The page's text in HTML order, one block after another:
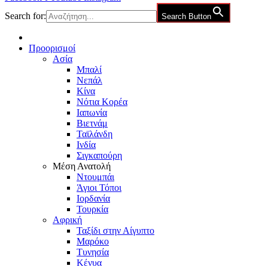
Search for:
Search Button
Προορισμοί
Ασία
Μπαλί
Νεπάλ
Κίνα
Νότια Κορέα
Ιαπωνία
Βιετνάμ
Ταϊλάνδη
Ινδία
Σιγκαπούρη
Μέση Ανατολή
Ντουμπάι
Άγιοι Τόποι
Ιορδανία
Τουρκία
Αφρική
Ταξίδι στην Αίγυπτο
Μαρόκο
Τυνησία
Κένυα